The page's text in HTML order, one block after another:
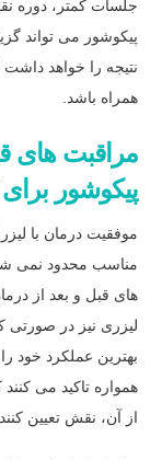
جلسات کمتر، دوره
پیکوشور می تواند
نتیجه را خواهد
همراه باشد.
مراقبت های
پیکوشور
موفقیت درمان با
مناسب محدود نمی
های قبل و بعد از
لیزری نیز در صورتی
بهترین عملکرد خود
همواره تاکید می
از آن، نقش تعیین